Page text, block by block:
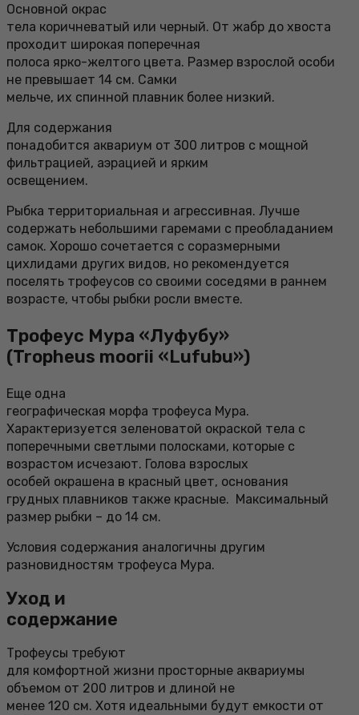
Основной окрас
тела коричневатый или черный. От жабр до хвоста
проходит широкая поперечная
полоса ярко-желтого цвета. Размер взрослой особи
не превышает 14 см. Самки
мельче, их спинной плавник более низкий.
Для содержания
понадобится аквариум от 300 литров с мощной
фильтрацией, аэрацией и ярким
освещением.
Рыбка территориальная и агрессивная. Лучше
содержать небольшими гаремами с преобладанием
самок. Хорошо сочетается с соразмерными
цихлидами других видов, но рекомендуется
поселять трофеусов со своими соседями в раннем
возрасте, чтобы рыбки росли вместе.
Трофеус Мура «Луфубу»
(Tropheus moorii «Lufubu»)
Еще одна
географическая морфа трофеуса Мура.
Характеризуется зеленоватой окраской тела с
поперечными светлыми полосками, которые с
возрастом исчезают. Голова взрослых
особей окрашена в красный цвет, основания
грудных плавников также красные. Максимальный
размер рыбки – до 14 см.
Условия содержания аналогичны другим
разновидностям трофеуса Мура.
Уход и
содержание
Трофеусы требуют
для комфортной жизни просторные аквариумы
объемом от 200 литров и длиной не
менее 120 см. Хотя идеальными будут емкости от